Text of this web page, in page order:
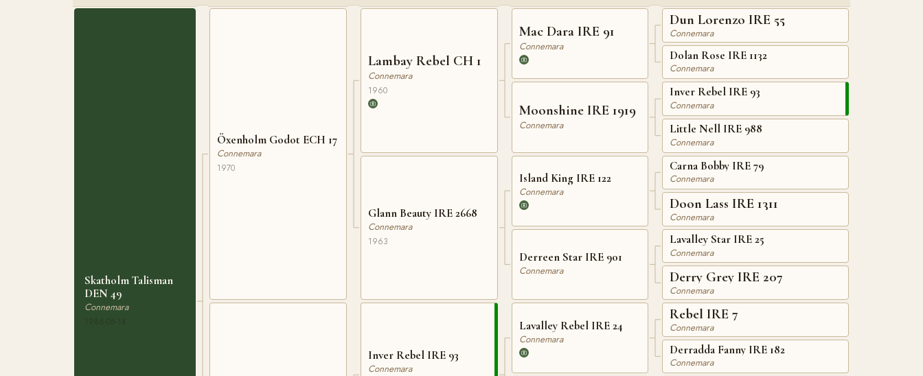
Skatholm Talisman
DEN 49
Connemara
Öxenholm Godot ECH 17
Connemara
1970
Lambay Rebel CH 1
Connemara
1960
Glann Beauty IRE 2668
Connemara
1963
Inver Rebel IRE 93
Connemara
Mac Dara IRE 91
Connemara
Moonshine IRE 1919
Connemara
Island King IRE 122
Connemara
Derreen Star IRE 901
Connemara
Lavalley Rebel IRE 24
Connemara
Dun Lorenzo IRE 55
Connemara
Dolan Rose IRE 1132
Connemara
Inver Rebel IRE 93
Connemara
Little Nell IRE 988
Connemara
Carna Bobby IRE 79
Connemara
Doon Lass IRE 1311
Connemara
Lavalley Star IRE 25
Connemara
Derry Grey IRE 207
Connemara
Rebel IRE 7
Connemara
Derradda Fanny IRE 182
Connemara